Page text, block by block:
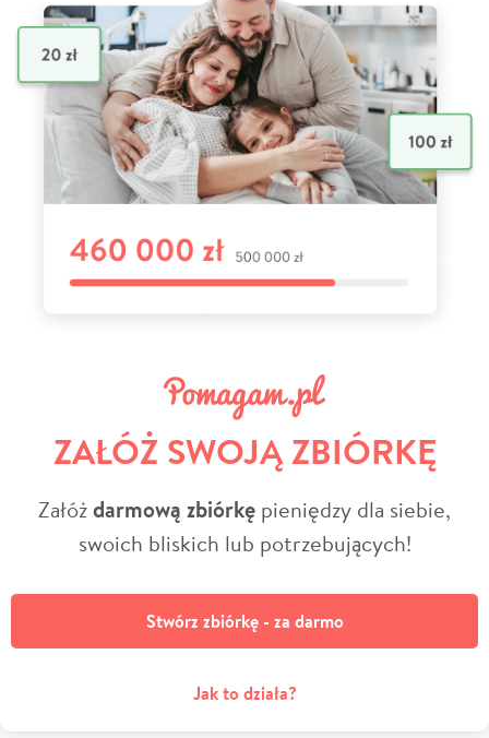
ZAŁÓŻ SWOJĄ ZBIÓRKĘ
Załóżdarmową zbiórkę pieniędzy dla siebie,
swoich bliskich lub potrzebujących!
Stwórz zbiórkę - za darmo
Jak to działa?